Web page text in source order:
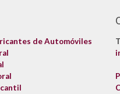
de Automóviles